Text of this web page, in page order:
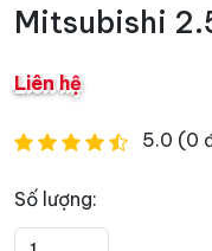
Mitsubishi
Liên hệ
5.0 (0
Số lượng: